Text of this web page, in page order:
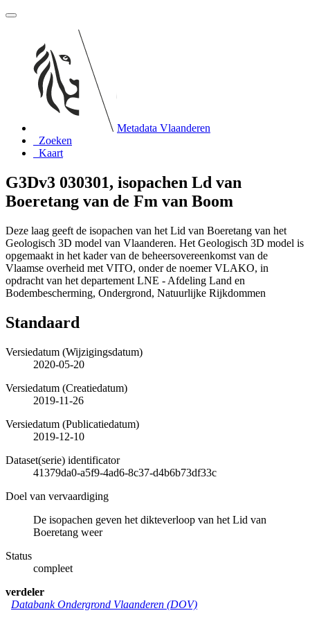
Metadata Vlaanderen
Zoeken
Kaart
G3Dv3 030301, isopachen Ld van
Boeretang van de Fm van Boom
Deze laag geeft de isopachen van het Lid van Boeretang van het
Geologisch 3D model van Vlaanderen. Het Geologisch 3D model is
opgemaakt in het kader van de beheersovereenkomst van de
Vlaamse overheid met VITO, onder de noemer VLAKO, in
opdracht van het departement LNE - Afdeling Land en
Bodembescherming, Ondergrond, Natuurlijke Rijkdommen
Standaard
Versiedatum (Wijzigingsdatum)
2020-05-20
Versiedatum (Creatiedatum)
2019-11-26
Versiedatum (Publicatiedatum)
2019-12-10
Dataset(serie) identificator
41379da0-a5f9-4ad6-8c37-d4b6b73df33c
Doel van vervaardiging
De isopachen geven het dikteverloop van het Lid van
Boeretang weer
Status
compleet
verdeler
Databank Ondergrond Vlaanderen (DOV)